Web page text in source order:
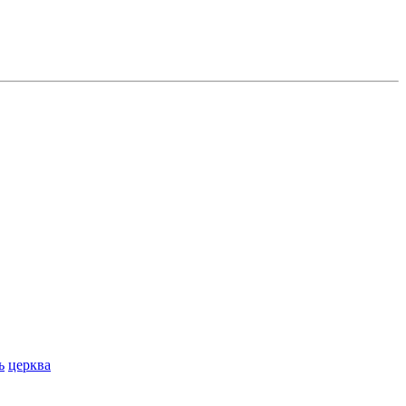
церква